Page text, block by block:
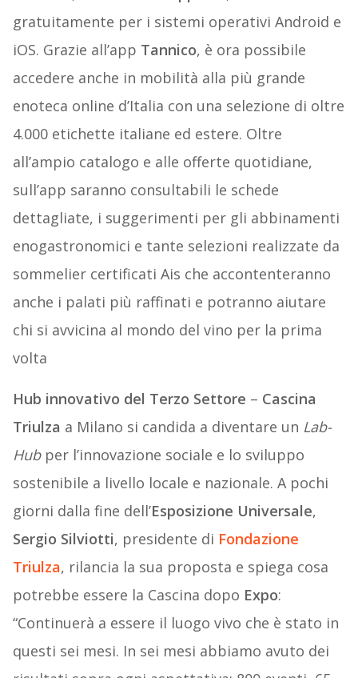
gratuitamente per i sistemi operativi Android e
iOS. Grazie all’app Tannico, è ora possibile
accedere anche in mobilità alla più grande
enoteca online d’Italia con una selezione di oltre
4.000 etichette italiane ed estere. Oltre
all’ampio catalogo e alle offerte quotidiane,
sull’app saranno consultabili le schede
dettagliate, i suggerimenti per gli abbinamenti
enogastronomici e tante selezioni realizzate da
sommelier certificati Ais che accontenteranno
anche i palati più raffinati e potranno aiutare
chi si avvicina al mondo del vino per la prima
volta
Hub innovativo del Terzo Settore – Cascina
Triulza a Milano si candida a diventare un Lab-
Hubper l’innovazione sociale e lo sviluppo
sostenibile a livello locale e nazionale. A pochi
giorni dalla fine dell’Esposizione Universale,
Sergio Silviotti, presidente di Fondazione
Triulza, rilancia la sua proposta e spiega cosa
potrebbe essere la Cascina dopo Expo:
“Continuerà a essere il luogo vivo che è stato in
questi sei mesi. In sei mesi abbiamo avuto dei